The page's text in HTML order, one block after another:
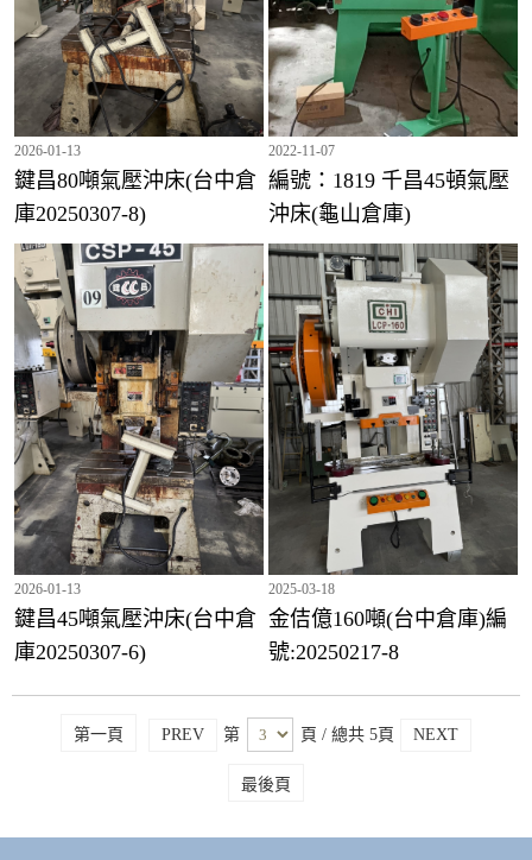
2026-01-13
鍵昌80噸氣壓沖床(台中倉
庫20250307-8)
2022-11-07
編號：1819 千昌45頓氣壓
沖床(龜山倉庫)
2026-01-13
鍵昌45噸氣壓沖床(台中倉
庫20250307-6)
2025-03-18
金佶億160噸(台中倉庫)編
號:20250217-8
第一頁 PREV 第 頁 / 總共 5頁 NEXT
最後頁